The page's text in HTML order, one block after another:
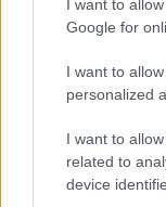
I want to
Google for
I want to
personalized
I want to
related to
device
Η
ήταν Μαρία
είχε
φημολογούμενο